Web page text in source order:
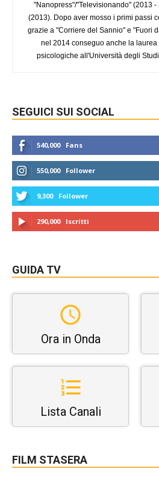
"Nanopress"/"Televisionando" (2013
(2013). Dopo aver mosso i primi passi
grazie a "Corriere del Sannio" e "Fuori
nel 2014 conseguo anche la
psicologiche all'Università degli
SEGUICI SUI SOCIAL
540,000 Fans
550,000 Follower
9,300 Follower
290,000 Iscritti
GUIDA TV
Ora in Onda
Lista Canali
FILM STASERA